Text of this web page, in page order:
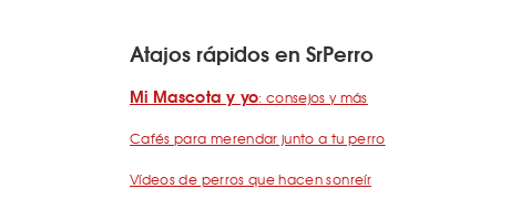
Atajos rápidos en SrPerro
Mi Mascota y yo: consejos y más
Cafés para merendar junto a tu perro
Vídeos de perros que hacen sonreír